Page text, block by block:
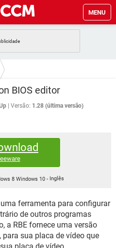
MENU
EXCEL
GMAIL
WHATSAPP
EXCEL
GMAIL
FACEBOOK
EXCEL
GMAIL
WHATSAPP
GMAIL
BIOS editor
Versão: 1.28 (última versão)
8 Windows 10 - Inglês
ferramenta para configurar
de outros programas
a RBE fornece uma versão
sua placa de vídeo que